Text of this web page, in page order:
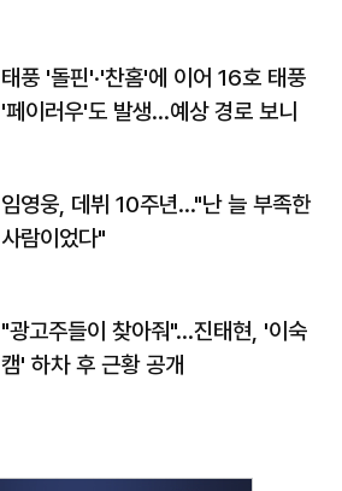
태풍 '돌핀'·'찬홈'에 이어 16호 태풍
'페이러우'도 발생…예상 경로 보니
임영웅, 데뷔 10주년…"난 늘 부족한
사람이었다"
"광고주들이 찾아줘"…진태현, '이숙
캠' 하차 후 근황 공개